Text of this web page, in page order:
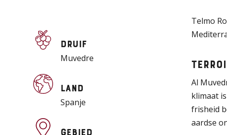
Druif
Muvedre
Land
Spanje
Telmo
Al
klimaat
frisheid
aardse